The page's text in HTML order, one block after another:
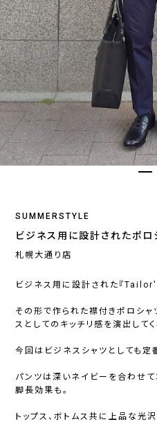
SUMMERSTYLE
ビジネス用に設計されたポロ
札幌大通り店
ビジネス用に設計された『
その形で作られた襟付きポロシャ
スとしてのキッチリ感を演出してく
今回はビジネスシャツとしても定
パンツは深いネイビーを合わせて
脚長効果も。
トップス、ボトムス共に上品な光